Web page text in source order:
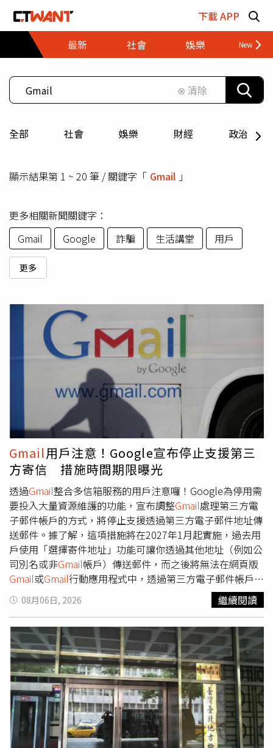
下載 APP
最新
社會 娛樂 財經
⊗ 清除
全部 社會 娛樂 財經 政治
顯示結果第 1 ~ 20 筆 / 關鍵字「 Gmail 」
更多相關新聞關鍵字：
Gmail
Google 詐騙 生活講堂 用戶
更多
Gmail用戶注意！Google宣布停止支援第三
方寄信 措施時間期限曝光
透過Gmail整合多信箱服務的用戶注意囉！Google為停用需
要投入大量資源維護的功能，宣布調整Gmail處理第三方電
子郵件帳戶的方式，將停止支援透過第三方電子郵件地址傳
送郵件。據了解，這項措施將在2027年1月起實施，過去用
戶使用「選擇寄件地址」功能可讓你透過其他地址（例如公
司別名或非Gmail帳戶）傳送郵件，而之後將無法在網頁版
Gmail或Gmail行動應用程式中，透過第三方電子郵件帳戶傳
送郵件，不過Gmail
別名和Google Workspace的這
項功能則不會受到影響。此外，透過
ify和POP協助第
三方電子郵件帳戶阻擋垃圾郵件、整理收件匣以及查看其他
帳戶郵件的功能，未來也無法再透過網頁版使用。根據
Google時間表，目前2026年第3季開始發布「選擇寄件地
址」功能異動公告，並進入通知期。受影響的使用者都會收
到產品內通知；2026年第3至第4季的過渡期，則是第三方
帳戶的「選擇寄件地址」功能、Gmailify和POP仍可運作，
但 Gmail 可能會對新設定設限。建議用戶在這段時限內完成
遷移；2027年1月起Gmail將全面移除第三方帳戶的「選擇
寄件地址」功能、Gmail ify和POP。
08月06日, 2026 繼續閱讀